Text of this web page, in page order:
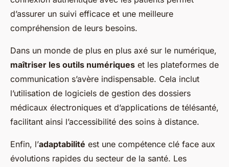
d’assurer un suivi efficace et une meilleure
compréhension de leurs besoins.
Dans un monde de plus en plus axé sur le numérique,
maîtriser les outils numériques et les plateformes de
communication s’avère indispensable. Cela inclut
l’utilisation de logiciels de gestion des dossiers
médicaux électroniques et d’applications de télésanté,
facilitant ainsi l’accessibilité des soins à distance.
Enfin, l’adaptabilité est une compétence clé face aux
évolutions rapides du secteur de la santé. Les